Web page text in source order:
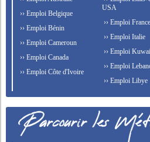
›› Emploi Belgique
›› Emploi Bénin
›› Emploi Cameroun
›› Emploi Canada
›› Emploi Côte d'Ivoire
USA
›› Emploi France
›› Emploi Italie
›› Emploi
›› Emploi
›› Emploi Libye